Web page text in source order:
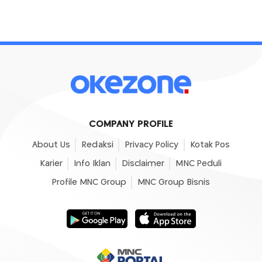
COMPANY PROFILE
About Us Redaksi Privacy Policy Kotak Pos
Karier Info Iklan Disclaimer MNC Peduli
Profile MNC Group MNC Group Bisnis